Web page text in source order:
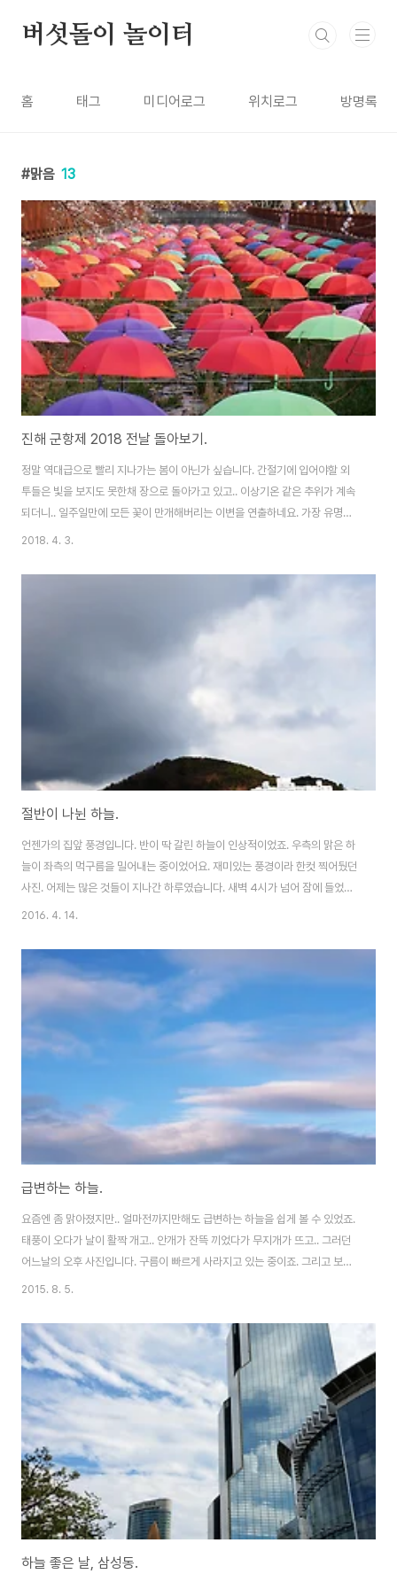
버섯돌이 놀이터
홈 태그 미디어로그 위치로그 방명록
맑음 13
진해 군항제 2018 전날 돌아보기.
정말 역대급으로 빨리 지나가는 봄이 아닌가 싶습니다. 간절기에 입어야할 외
투들은 빛을 보지도 못한채 장으로 돌아가고 있고.. 이상기온 같은 추위가 계속
되더니.. 일주일만에 모든 꽃이 만개해버리는 이변을 연출하네요. 가장 유명한
진해 군항제는 4월 1일. 하지만 남쪽의 벚꽃은 이미 만개하고 있는 상황. 군항
요.이렇게 같이 즐기는거지. ^^ 참고로 햄이는 거의 10년만. 저는 처음 가는 곳
입니다. 당연히 새벽 출발.. ㅜ_ㅜ)b 진해는 온통 군항제로 덮여 있습니다. 어딜
가나 벚꽃이고, 어딜 가나 군항제 장사들.. 진해루쪽에 주차를 하고 택시로 이동
했는데. 기사님이 제발 행사 안했으면 좋겠다네요. ㅋ 그냥 어딜 둘러봐도 벚꽃
2018. 4. 3.
절반이 나뉜 하늘.
언젠가의 집앞 풍경입니다. 반이 딱 갈린 하늘이 인상적이었죠. 우측의 맑은 하
늘이 좌측의 먹구름을 밀어내는 중이었어요. 재미있는 풍경이라 한컷 찍어뒀던
사진. 어제는 많은 것들이 지나간 하루였습니다. 새벽 4시가 넘어 잠에 들었네
요. 좋은 점도, 나쁜 점도 있겠지만.. 발걸음을 떼는데는 성공한 것 같습니다. 앞
2016. 4. 14.
급변하는 하늘.
요즘엔 좀 맑아졌지만.. 얼마전까지만해도 급변하는 하늘을 쉽게 볼 수 있었죠.
태풍이 오다가 날이 활짝 개고.. 안개가 잔뜩 끼었다가 무지개가 뜨고.. 그러던
어느날의 오후 사진입니다. 구름이 빠르게 사라지고 있는 중이죠. 그리고 보이
는 푸른 하늘. 이곳의 풍경은 참 많은 모습을 보여줘서 좋습니다. ^^
2015. 8. 5.
하늘 좋은 날, 삼성동.